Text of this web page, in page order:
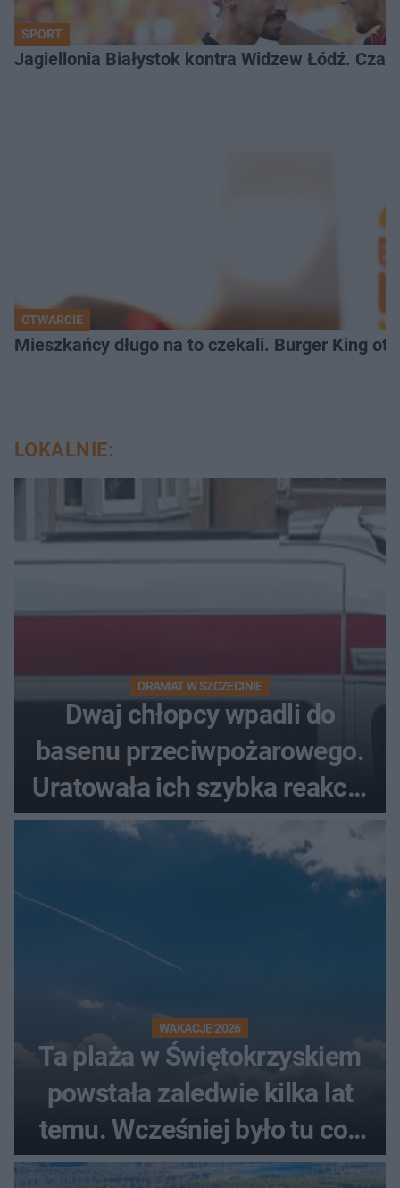
SPORT
Jagiellonia Białystok kontra Widzew Łódź.
OTWARCIE
Mieszkańcy długo na to czekali. Burger King
LOKALNIE:
DRAMAT W SZCZECINIE
Dwaj chłopcy wpadli do
basenu przeciwpożarowego.
Uratowała ich szybka reakcja
świadków
WAKACJE 2026
Ta plaża w Świętokrzyskiem
powstała zaledwie kilka lat
temu. Wcześniej było tu coś
zupełnie innego